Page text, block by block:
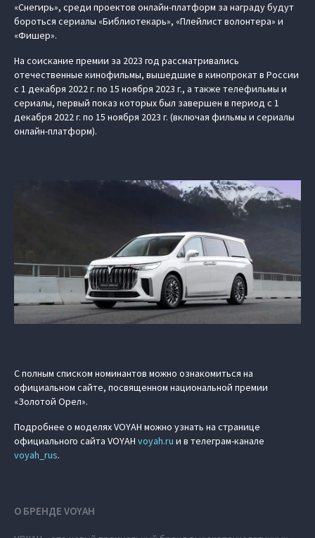
«Снегирь», среди проектов онлайн-платформ за награду будут
бороться сериалы «Библиотекарь», «Плейлист волонтера» и
«Фишер».
На соискание премии за 2023 год рассматривались
отечественные кинофильмы, вышедшие в кинопрокат в России
c 1 декабря 2022 г. по 15 ноября 2023 г., а также телефильмы и
сериалы, первый показ которых был завершен в период с 1
декабря 2022 г. по 15 ноября 2023 г. (включая фильмы и сериалы
онлайн-платформ).
С полным списком номинантов можно ознакомиться на
официальном сайте, посвященном национальной премии
«Золотой Орел».
Подробнее о моделях VOYAH можно узнать на странице
официального сайта VOYAH voyah.ru и в телеграм-канале
voyah_rus.
О БРЕНДЕ VOYAH